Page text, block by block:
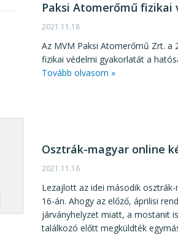
Paksi Atomerőmű
2021.11.18
Az MVM Paksi Atomerőmű Zrt. a
fizikai védelmi gyakorlatát a
Tovább olvasom »
Osztrák-magyar online
2021.11.16
Lezajlott az idei második
16-án. Ahogy az előző, áprilisi
járványhelyzet miatt, a mostanit
találkozó előtt megküldték